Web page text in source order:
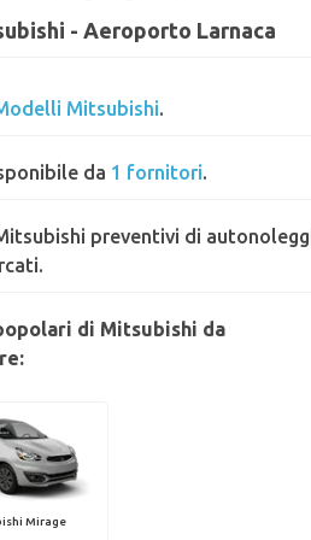
- Aeroporto Larnaca
Mitsubishi.
da 1 fornitori.
preventivi di
di Mitsubishi da
Mirage